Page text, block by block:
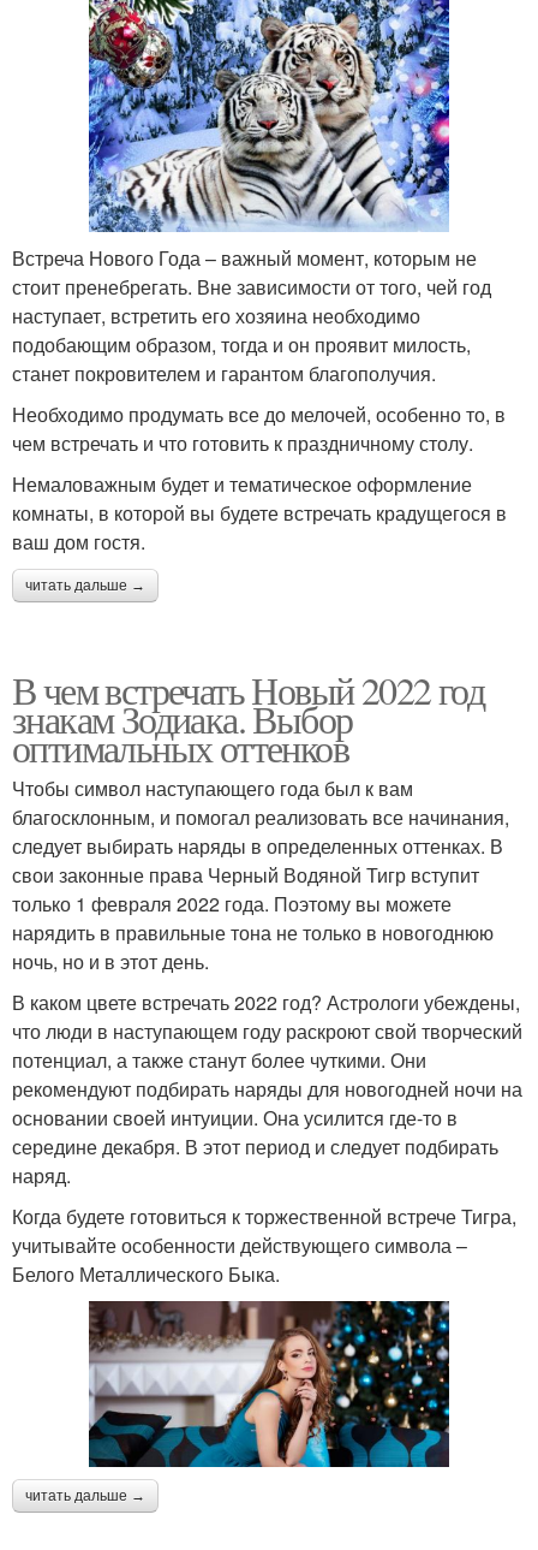
Встреча Нового Года – важный момент, которым не
стоит пренебрегать. Вне зависимости от того, чей год
наступает, встретить его хозяина необходимо
подобающим образом, тогда и он проявит милость,
станет покровителем и гарантом благополучия.
Необходимо продумать все до мелочей, особенно то, в
чем встречать и что готовить к праздничному столу.
Немаловажным будет и тематическое оформление
комнаты, в которой вы будете встречать крадущегося в
ваш дом гостя.
читать дальше →
В чем встречать Новый 2022 год
знакам Зодиака. Выбор
оптимальных оттенков
Чтобы символ наступающего года был к вам
благосклонным, и помогал реализовать все начинания,
следует выбирать наряды в определенных оттенках. В
свои законные права Черный Водяной Тигр вступит
только 1 февраля 2022 года. Поэтому вы можете
нарядить в правильные тона не только в новогоднюю
ночь, но и в этот день.
В каком цвете встречать 2022 год? Астрологи убеждены,
что люди в наступающем году раскроют свой творческий
потенциал, а также станут более чуткими. Они
рекомендуют подбирать наряды для новогодней ночи на
основании своей интуиции. Она усилится где-то в
середине декабря. В этот период и следует подбирать
наряд.
Когда будете готовиться к торжественной встрече Тигра,
учитывайте особенности действующего символа –
Белого Металлического Быка.
читать дальше →